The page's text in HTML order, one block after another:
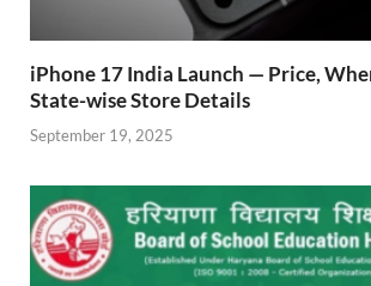
iPhone 17 India Launch — Price,
State-wise Store Details
September 19, 2025